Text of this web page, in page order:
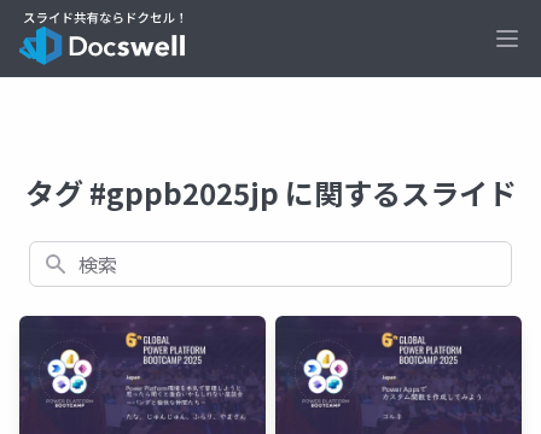
タグ #gppb2025jp に関するスライド
検索